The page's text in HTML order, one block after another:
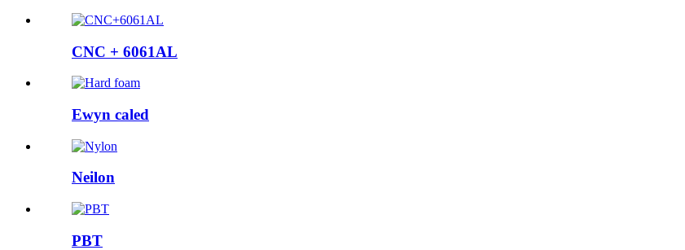
CNC + 6061AL
Ewyn caled
Neilon
PBT